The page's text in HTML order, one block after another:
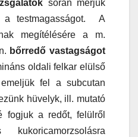
során mérjük
a testmagasságot. A
megítélésére a m.
bőrredő vastagságot
oldali felkar elülső
fel a subcutan
hüvelyk, ill. mutató
fogjuk a redőt, felülről